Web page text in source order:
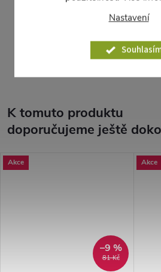
Nastavení
i v nočních hodinách. Na stanoviště
K tomuto produktu
doporučujeme ještě
Akce
81 Kč
–9 %
Akce